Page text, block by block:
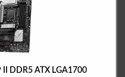
II DDR5 ATX LGA1700